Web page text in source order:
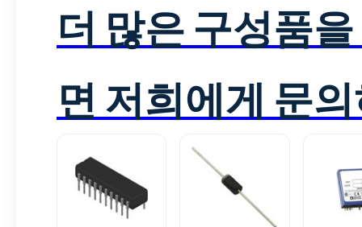
더 많은 구성품
면 저희에게 문